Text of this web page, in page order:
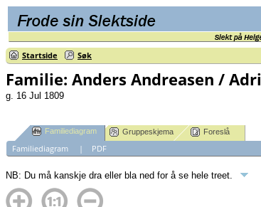
Startside Søk
Familie: Anders Andreasen /
g. 16 Jul 1809
Familiediagram Gruppeskjema Foreslå
Familiediagram | PDF
NB: Du må kanskje dra eller bla ned for å se hele treet.